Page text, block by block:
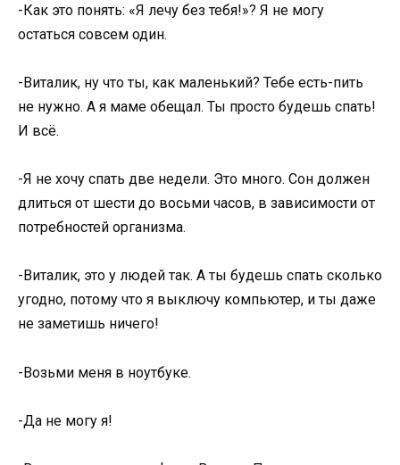
-Как это понять: «Я лечу без тебя!»? Я не могу
остаться совсем один.
-Виталик, ну что ты, как маленький? Тебе есть-пить
не нужно. А я маме обещал. Ты просто будешь спать!
И всё.
-Я не хочу спать две недели. Это много. Сон должен
длиться от шести до восьми часов, в зависимости от
потребностей организма.
-Виталик, это у людей так. А ты будешь спать сколько
угодно, потому что я выключу компьютер, и ты даже
не заметишь ничего!
-Возьми меня в ноутбуке.
-Да не могу я!